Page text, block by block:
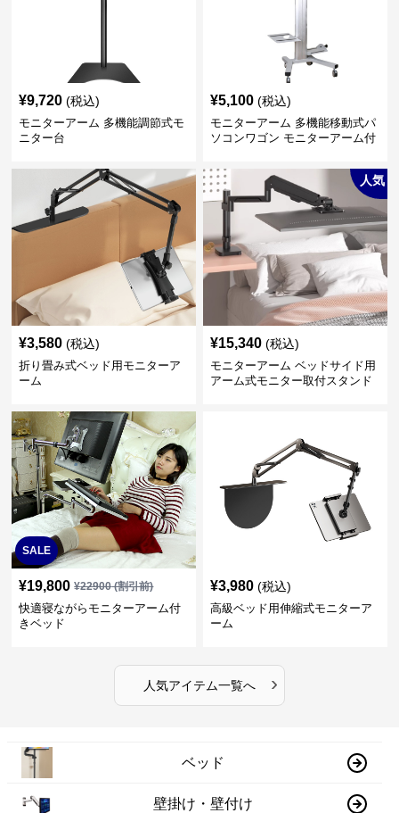
¥9,720 (税込)
モニターアーム 多機能調節式モ
ニター台
¥5,100 (税込)
モニターアーム 多機能移動式パ
ソコンワゴン モニターアーム付
¥3,580 (税込)
折り畳み式ベッド用モニターア
ーム
人気
¥15,340 (税込)
モニターアーム ベッドサイド用
アーム式モニター取付スタンド
SALE
¥19,800 ¥22900(割引前)
快適寝ながらモニターアーム付
きベッド
¥3,980 (税込)
高級ベッド用伸縮式モニターア
ーム
人気アイテム一覧へ ›
ベッド
壁掛け・壁付け